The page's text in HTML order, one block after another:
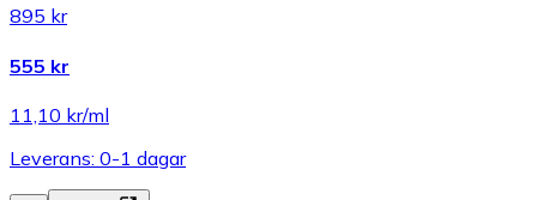
895 kr
555 kr
11,10 kr/ml
Leverans: 0-1 dagar